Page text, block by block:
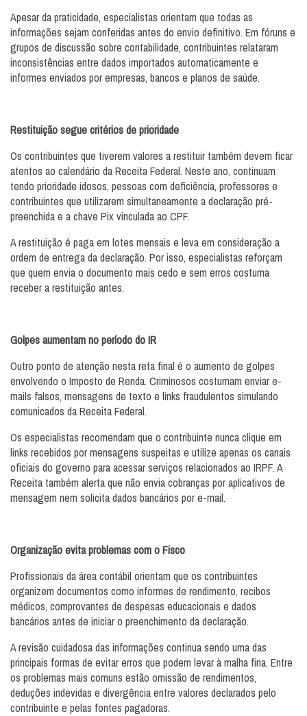
Apesar da praticidade, especialistas orientam que todas as
informações sejam conferidas antes do envio definitivo. Em fóruns e
grupos de discussão sobre contabilidade, contribuintes relataram
inconsistências entre dados importados automaticamente e
informes enviados por empresas, bancos e planos de saúde.
Restituição segue critérios de prioridade
Os contribuintes que tiverem valores a restituir também devem ficar
atentos ao calendário da Receita Federal. Neste ano, continuam
tendo prioridade idosos, pessoas com deficiência, professores e
contribuintes que utilizarem simultaneamente a declaração pré-
preenchida e a chave Pix vinculada ao CPF.
A restituição é paga em lotes mensais e leva em consideração a
ordem de entrega da declaração. Por isso, especialistas reforçam
que quem envia o documento mais cedo e sem erros costuma
receber a restituição antes.
Golpes aumentam no período do IR
Outro ponto de atenção nesta reta final é o aumento de golpes
envolvendo o Imposto de Renda. Criminosos costumam enviar e-
mails falsos, mensagens de texto e links fraudulentos simulando
comunicados da Receita Federal.
Os especialistas recomendam que o contribuinte nunca clique em
links recebidos por mensagens suspeitas e utilize apenas os canais
oficiais do governo para acessar serviços relacionados ao IRPF. A
Receita também alerta que não envia cobranças por aplicativos de
mensagem nem solicita dados bancários por e-mail.
Organização evita problemas com o Fisco
Profissionais da área contábil orientam que os contribuintes
organizem documentos como informes de rendimento, recibos
médicos, comprovantes de despesas educacionais e dados
bancários antes de iniciar o preenchimento da declaração.
A revisão cuidadosa das informações continua sendo uma das
principais formas de evitar erros que podem levar à malha fina. Entre
os problemas mais comuns estão omissão de rendimentos,
deduções indevidas e divergência entre valores declarados pelo
contribuinte e pelas fontes pagadoras.